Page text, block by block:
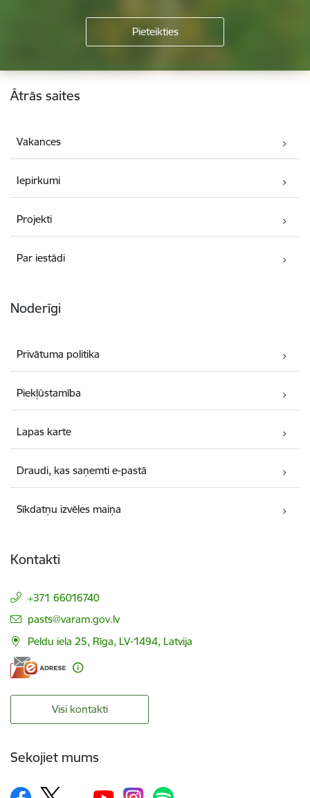
Kājene
Ātrās saites
Vakances
Iepirkumi
Projekti
Par iestādi
Noderīgi
Privātuma politika
Piekļūstamība
Lapas karte
Draudi, kas saņemti e-pastā
Sīkdatņu izvēles maiņa
Kontakti
+371 66016740
E-pasts:
pasts@varam.gov.lv
Peldu iela 25, Rīga, LV-1494, Latvija
Visi kontakti
Sekojiet mums